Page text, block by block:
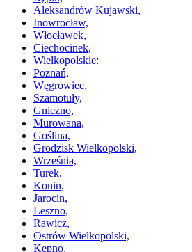
Aleksandrów Kujawski,
Inowrocław,
Włocławek,
Ciechocinek,
Wielkopolskie:
Poznań,
Węgrowiec,
Szamotuły,
Gniezno,
Murowana,
Goślina,
Grodzisk Wielkopolski,
Września,
Turek,
Konin,
Jarocin,
Leszno,
Rawicz,
Ostrów Wielkopolski,
Kępno,